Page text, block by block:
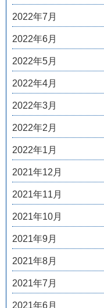
2022年7月
2022年6月
2022年5月
2022年4月
2022年3月
2022年2月
2022年1月
2021年12月
2021年11月
2021年10月
2021年9月
2021年8月
2021年7月
2021年6月